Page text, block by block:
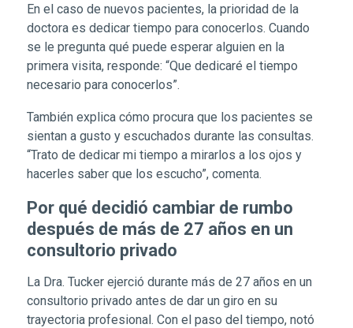
En el caso de nuevos pacientes, la prioridad de la
doctora es dedicar tiempo para conocerlos. Cuando
se le pregunta qué puede esperar alguien en la
primera visita, responde: “Que dedicaré el tiempo
necesario para conocerlos”.
También explica cómo procura que los pacientes se
sientan a gusto y escuchados durante las consultas.
“Trato de dedicar mi tiempo a mirarlos a los ojos y
hacerles saber que los escucho”, comenta.
Por qué decidió cambiar de rumbo
después de más de 27 años en un
consultorio privado
La Dra. Tucker ejerció durante más de 27 años en un
consultorio privado antes de dar un giro en su
trayectoria profesional. Con el paso del tiempo, notó